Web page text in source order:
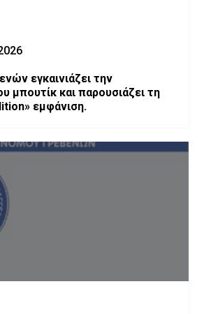
εγκαινιάζει την
μπουτίκ και παρουσιάζει τη
εμφάνιση.